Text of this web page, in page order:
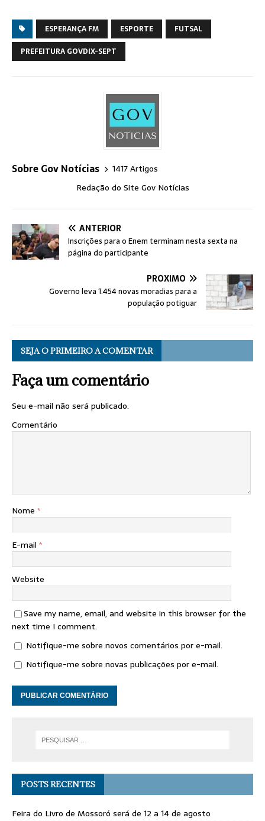
ESPERANÇA FM ESPORTE
FUTSAL
PREFEITURA GOVDIX-SEPT
Sobre Gov Notícias
1417 Artigos
Redação do Site Gov Notícias
ANTERIOR
Inscrições para o Enem terminam nesta sexta na
página do participante
PRÓXIMO
Governo leva 1.454 novas moradias para a
população potiguar
SEJA O PRIMEIRO A COMENTAR
Faça um comentário
Seu e-mail não será publicado.
Comentário
Nome *
E-mail *
Website
Save my name, email, and website in this browser for the
next time I comment.
Notifique-me sobre novos comentários por e-mail.
Notifique-me sobre novas publicações por e-mail.
POSTS RECENTES
Feira do Livro de Mossoró será de 12 a 14 de agosto